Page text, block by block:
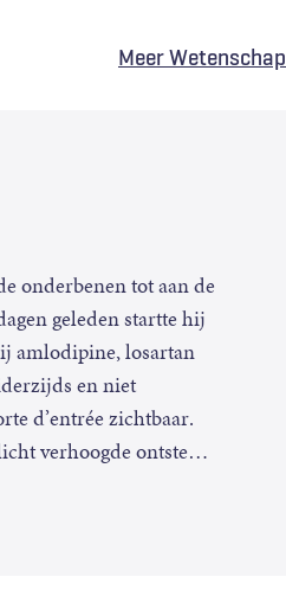
Meer Wetenschap
onderbenen tot aan de
geleden startte hij
amlodipine, losartan
en niet
d’entrée zichtbaar.
verhoogde ontste…